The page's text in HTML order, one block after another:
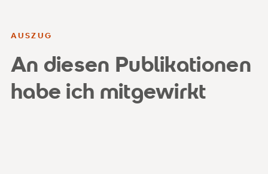
AUSZUG
An diesen Publikationen
habe ich mitgewirkt